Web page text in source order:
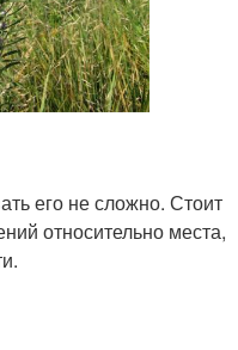
его не сложно. Стоит
относительно места,